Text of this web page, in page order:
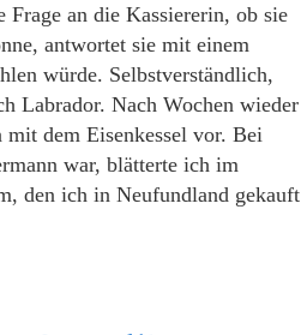
Frage an die Kassiererin, ob sie
antwortet sie mit einem
würde. Selbstverständlich,
Labrador. Nach Wochen wieder
mit dem Eisenkessel vor. Bei
war, blätterte ich im
den ich in Neufundland gekauft